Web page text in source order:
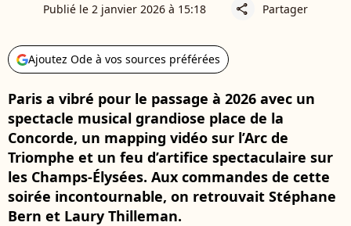
Publié le 2 janvier 2026 à 15:18 share Partager
Ajoutez Ode à vos sources préférées
Paris a vibré pour le passage à 2026 avec un
spectacle musical grandiose place de la
Concorde, un mapping vidéo sur l’Arc de
Triomphe et un feu d’artifice spectaculaire sur
les Champs‑Élysées. Aux commandes de cette
soirée incontournable, on retrouvait Stéphane
Bern et Laury Thilleman.